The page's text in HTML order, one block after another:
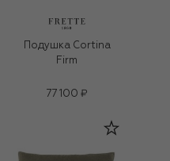
Подушка Cortina
Firm
77 100 ₽